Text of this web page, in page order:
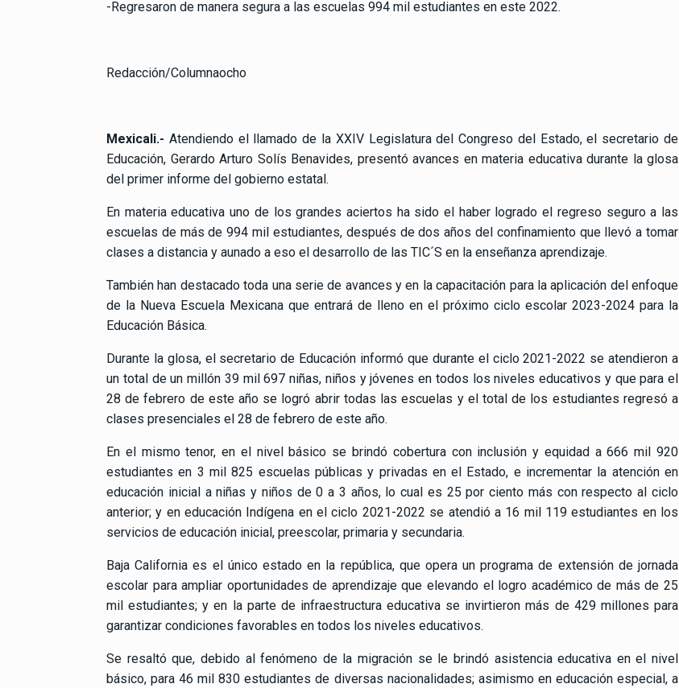
-Regresaron de manera segura a las escuelas 994 mil estudiantes en este 2022.
Redacción/Columnaocho
Mexicali.- Atendiendo el llamado de la XXIV Legislatura del Congreso del Estado, el secretario de
Educación, Gerardo Arturo Solís Benavides, presentó avances en materia educativa durante la glosa
del primer informe del gobierno estatal.
En materia educativa uno de los grandes aciertos ha sido el haber logrado el regreso seguro a las
escuelas de más de 994 mil estudiantes, después de dos años del confinamiento que llevó a tomar
clases a distancia y aunado a eso el desarrollo de las TIC´S en la enseñanza aprendizaje.
También han destacado toda una serie de avances y en la capacitación para la aplicación del enfoque
de la Nueva Escuela Mexicana que entrará de lleno en el próximo ciclo escolar 2023-2024 para la
Educación Básica.
Durante la glosa, el secretario de Educación informó que durante el ciclo 2021-2022 se atendieron a
un total de un millón 39 mil 697 niñas, niños y jóvenes en todos los niveles educativos y que para el
28 de febrero de este año se logró abrir todas las escuelas y el total de los estudiantes regresó a
clases presenciales el 28 de febrero de este año.
En el mismo tenor, en el nivel básico se brindó cobertura con inclusión y equidad a 666 mil 920
estudiantes en 3 mil 825 escuelas públicas y privadas en el Estado, e incrementar la atención en
educación inicial a niñas y niños de 0 a 3 años, lo cual es 25 por ciento más con respecto al ciclo
anterior; y en educación Indígena en el ciclo 2021-2022 se atendió a 16 mil 119 estudiantes en los
servicios de educación inicial, preescolar, primaria y secundaria.
Baja California es el único estado en la república, que opera un programa de extensión de jornada
escolar para ampliar oportunidades de aprendizaje que elevando el logro académico de más de 25
mil estudiantes; y en la parte de infraestructura educativa se invirtieron más de 429 millones para
garantizar condiciones favorables en todos los niveles educativos.
Se resaltó que, debido al fenómeno de la migración se le brindó asistencia educativa en el nivel
básico, para 46 mil 830 estudiantes de diversas nacionalidades; asimismo en educación especial, a